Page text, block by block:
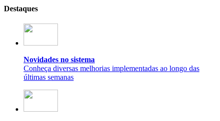
Destaques
Novidades no sistema
Conheça diversas melhorias implementadas ao longo das
últimas semanas